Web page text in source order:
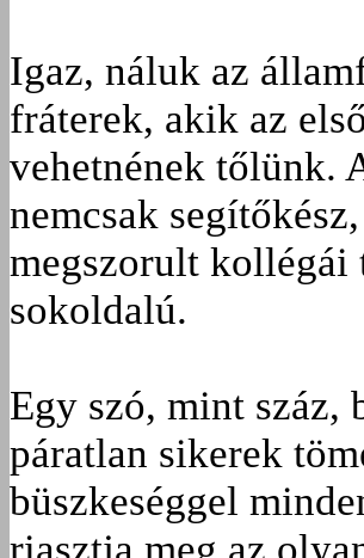
Igaz, náluk az
fráterek, akik az
vehetnének tőlünk.
nemcsak
megszorult kollégái
sokoldalú.
Egy szó, mint száz,
páratlan sikerek
büszkeséggel